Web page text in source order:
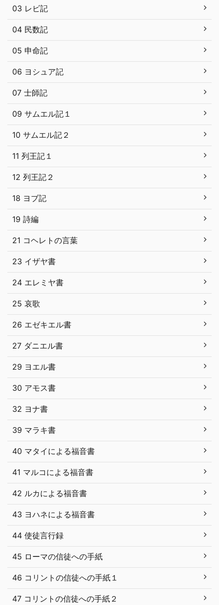
03 レビ記
04 民数記
05 申命記
06 ヨシュア記
07 士師記
09 サムエル記１
10 サムエル記２
11 列王記１
12 列王記２
18 ヨブ記
19 詩編
21 コヘレトの言葉
23 イザヤ書
24 エレミヤ書
25 哀歌
26 エゼキエル書
27 ダニエル書
29 ヨエル書
30 アモス書
32 ヨナ書
39 マラキ書
40 マタイによる福音書
41 マルコによる福音書
42 ルカによる福音書
43 ヨハネによる福音書
44 使徒言行録
45 ローマの信徒への手紙
46 コリントの信徒への手紙１
47 コリントの信徒への手紙２